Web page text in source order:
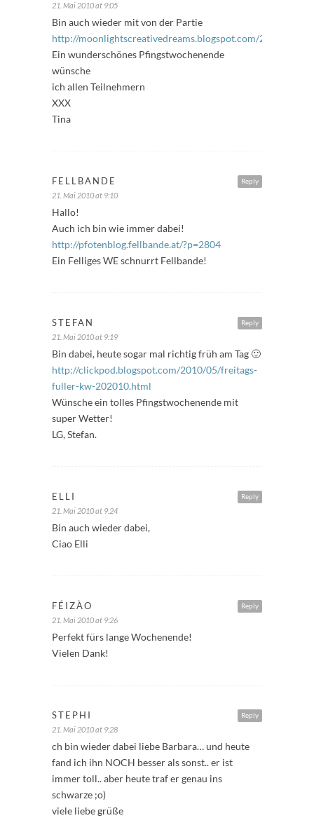
21. Mai 2010 at 9:05
Bin auch wieder mit von der Partie
http://moonlightscreativedreams.blogspot.com/2010/05/
Ein wunderschönes Pfingstwochenende
wünsche
ich allen Teilnehmern
XXX
Tina
Reply
FELLBANDE
21. Mai 2010 at 9:10
Hallo!
Auch ich bin wie immer dabei!
http://pfotenblog.fellbande.at/?p=2804
Ein Felliges WE schnurrt Fellbande!
Reply
STEFAN
21. Mai 2010 at 9:19
Bin dabei, heute sogar mal richtig früh am Tag 🙂
http://clickpod.blogspot.com/2010/05/freitags-
fuller-kw-202010.html
Wünsche ein tolles Pfingstwochenende mit
super Wetter!
LG, Stefan.
Reply
ELLI
21. Mai 2010 at 9:24
Bin auch wieder dabei,
Ciao Elli
Reply
FÉIZÀO
21. Mai 2010 at 9:26
Perfekt fürs lange Wochenende!
Vielen Dank!
Reply
STEPHI
21. Mai 2010 at 9:28
ch bin wieder dabei liebe Barbara… und heute
fand ich ihn NOCH besser als sonst.. er ist
immer toll.. aber heute traf er genau ins
schwarze ;o)
viele liebe grüße